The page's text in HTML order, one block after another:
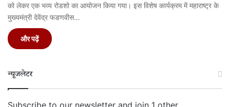
को लेकर एक भव्य रोडशो का आयोजन किया गया। इस विशेष कार्यक्रम में महाराष्ट्र के
मुख्यमंत्री देवेंद्र फडणवीस…
और पढ़ें
न्यूजलेटर
Subscribe to our newsletter and join 1 other